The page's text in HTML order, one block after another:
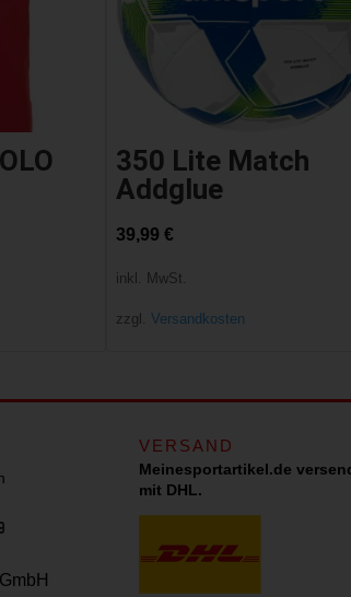
350 Lite Match
Addglue
39,99 €
inkl. MwSt.
zzgl. Versandkosten
VERSAND
Meinesportartikel.de
mit DHL.